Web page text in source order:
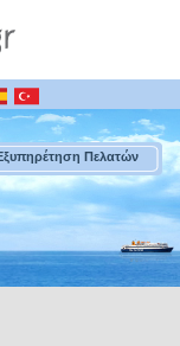
Πελατών